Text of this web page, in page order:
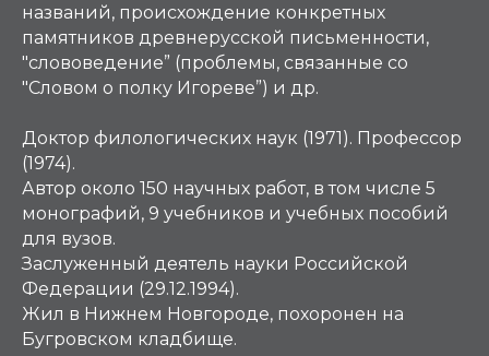
названий, происхождение конкретных
памятников древнерусской письменности,
"слововедение” (проблемы, связанные со
"Словом о полку Игореве”) и др.
Доктор филологических наук (1971). Профессор
(1974).
Автор около 150 научных работ, в том числе 5
монографий, 9 учебников и учебных пособий
для вузов.
Заслуженный деятель науки Российской
Федерации (29.12.1994).
Жил в Нижнем Новгороде, похоронен на
Бугровском кладбище.